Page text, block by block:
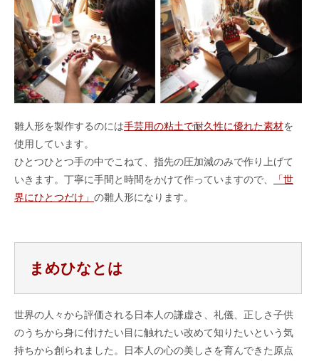
雛人形を製作するのには手芸用の粘土で耐久性に優れた素材を
使用しています。
ひとつひとつ手の中でこねて、指先の圧加減のみで作り上げて
いきます。丁寧に手間と時間をかけて作っていますので、
「世
界にひとつだけ」 の雛人形になります。
まめひなとは
世界の人々から評価される日本人の謙虚さ、礼儀、正しさ子供
のうちから身に付けたい目に触れたい改めて知りたいという気
持ちから創られました。日本人の心の美しさを育んできた原点